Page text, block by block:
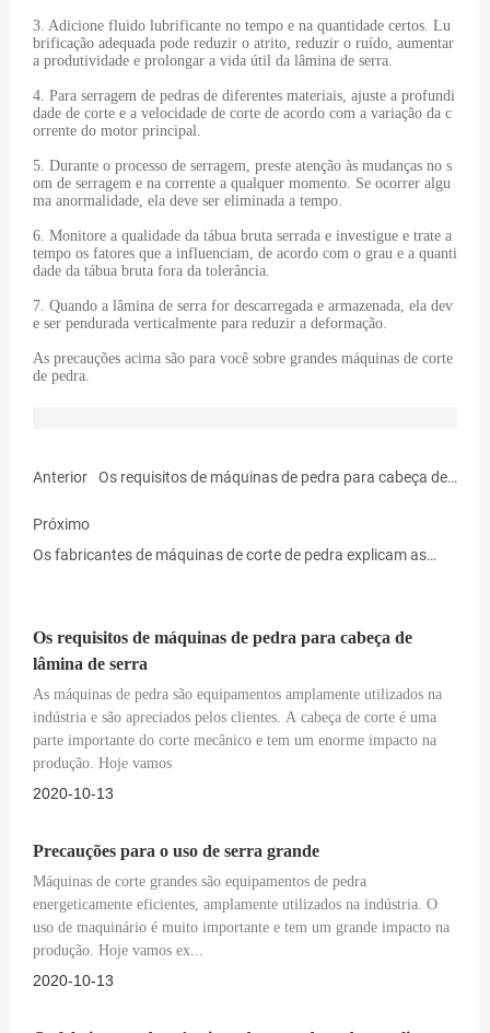
3. Adicione fluido lubrificante no tempo e na quantidade certos. Lu
brificação adequada pode reduzir o atrito, reduzir o ruído, aumentar
a produtividade e prolongar a vida útil da lâmina de serra.
4. Para serragem de pedras de diferentes materiais, ajuste a profundi
dade de corte e a velocidade de corte de acordo com a variação da c
orrente do motor principal.
5. Durante o processo de serragem, preste atenção às mudanças no s
om de serragem e na corrente a qualquer momento. Se ocorrer algu
ma anormalidade, ela deve ser eliminada a tempo.
6. Monitore a qualidade da tábua bruta serrada e investigue e trate a
tempo os fatores que a influenciam, de acordo com o grau e a quanti
dade da tábua bruta fora da tolerância.
7. Quando a lâmina de serra for descarregada e armazenada, ela dev
e ser pendurada verticalmente para reduzir a deformação.
As precauções acima são para você sobre grandes máquinas de corte
de pedra.
Anterior
Os requisitos de máquinas de pedra para cabeça de
Próximo
Os fabricantes de máquinas de corte de pedra explicam as
Os requisitos de máquinas de pedra para cabeça de
lâmina de serra
As máquinas de pedra são equipamentos amplamente utilizados na
indústria e são apreciados pelos clientes. A cabeça de corte é uma
parte importante do corte mecânico e tem um enorme impacto na
produção. Hoje vamos
2020-10-13
Precauções para o uso de serra grande
Máquinas de corte grandes são equipamentos de pedra
energeticamente eficientes, amplamente utilizados na indústria. O
uso de maquinário é muito importante e tem um grande impacto na
produção. Hoje vamos ex...
2020-10-13